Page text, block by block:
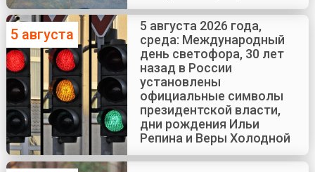
5 августа
5 августа 2026 года,
среда: Международный
день светофора, 30 лет
назад в России
установлены
официальные символы
президентской власти,
дни рождения Ильи
Репина и Веры Холодной